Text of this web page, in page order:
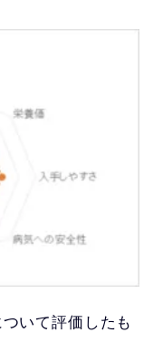
いて評価したも